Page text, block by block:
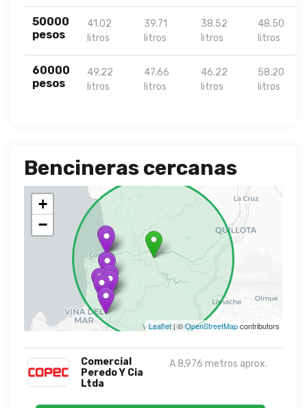
50000
pesos
41.02
litros
39.71
litros
38.52
litros
48.50
litros
60000
pesos
49.22
litros
47.66
litros
46.22
litros
58.20
litros
Bencineras cercanas
+
−
Leaflet| ©OpenStreetMapcontributors
Comercial
Peredo Y Cia
Ltda
A 8,976 metros aprox.